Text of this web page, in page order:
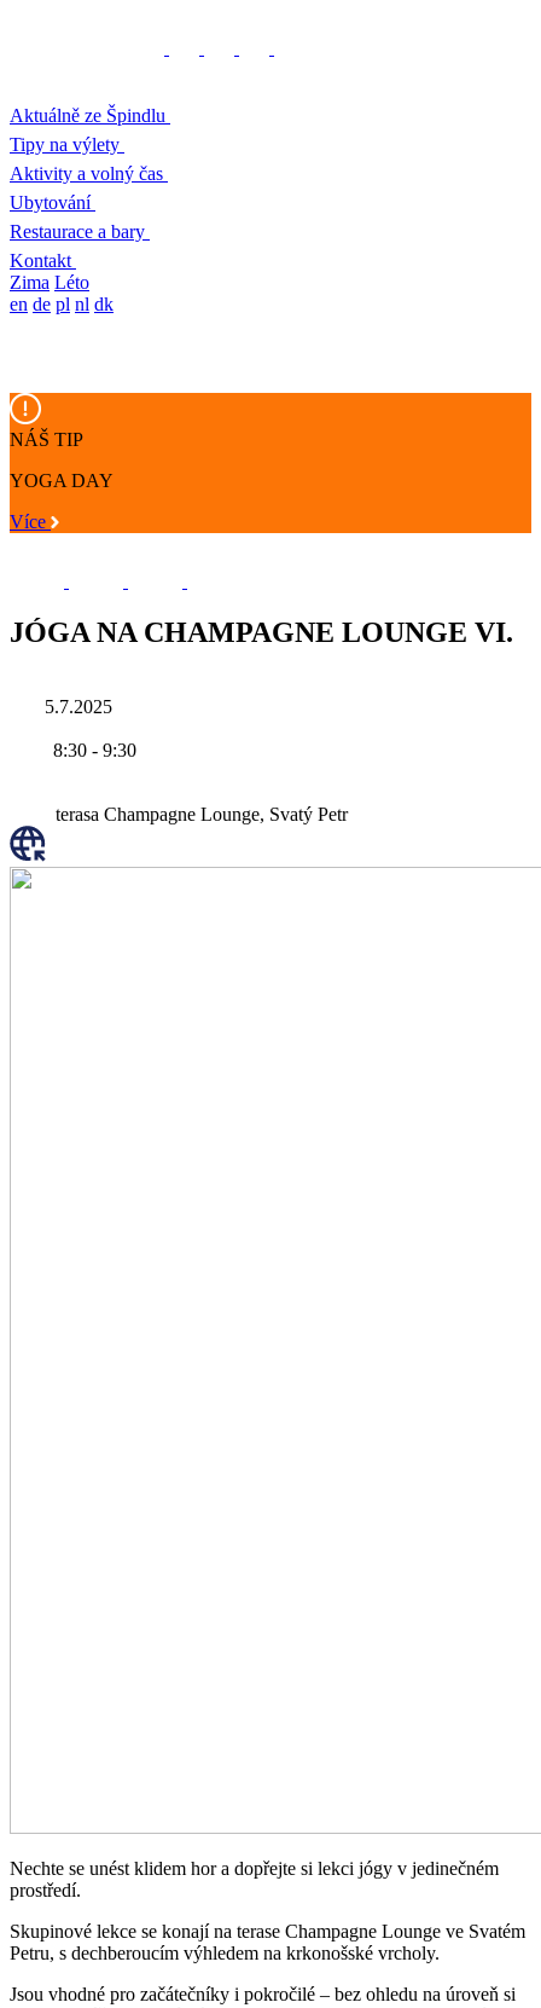
Aktuálně ze Špindlu
Tipy na výlety
Aktivity a volný čas
Ubytování
Restaurace a bary
Kontakt
Zima Léto
en de pl nl dk
NÁŠ TIP
YOGA DAY
Více
JÓGA NA CHAMPAGNE LOUNGE VI.
5.7.2025
8:30 - 9:30
terasa Champagne Lounge, Svatý Petr
Nechte se unést klidem hor a dopřejte si lekci jógy v jedinečném
prostředí.
Skupinové lekce se konají na terase Champagne Lounge ve Svatém
Petru, s dechberoucím výhledem na krkonošské vrcholy.
Jsou vhodné pro začátečníky i pokročilé – bez ohledu na úroveň si